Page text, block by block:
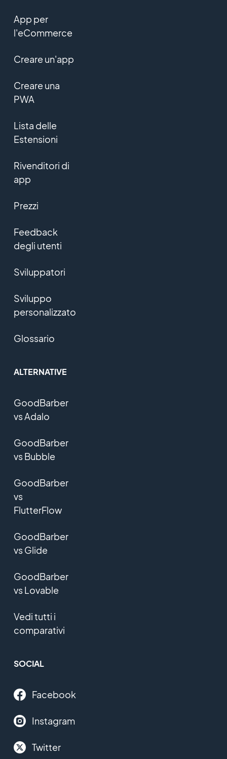
App per
l'eCommerce
Creare un'app
Creare una
PWA
Lista delle
Estensioni
Rivenditori di
app
Prezzi
Feedback
degli utenti
Sviluppatori
Sviluppo
personalizzato
Glossario
ALTERNATIVE
GoodBarber
vs Adalo
GoodBarber
vs Bubble
GoodBarber
vs
FlutterFlow
GoodBarber
vs Glide
GoodBarber
vs Lovable
Vedi tutti i
comparativi
SOCIAL
Facebook
Instagram
Twitter